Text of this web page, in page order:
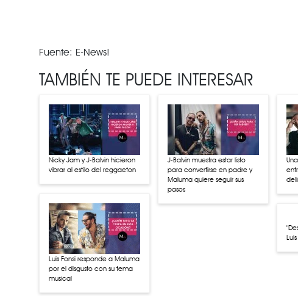
Fuente: E-News!
TAMBIÉN TE PUEDE INTERESAR
Nicky Jam y J-Balvin hicieron
vibrar al estilo del reggaeton
Luis Fonsi responde a Maluma
por el disgusto con su tema
musical
J-Balvin muestra estar listo
para convertirse en padre y
Maluma quiere seguir sus
pasos